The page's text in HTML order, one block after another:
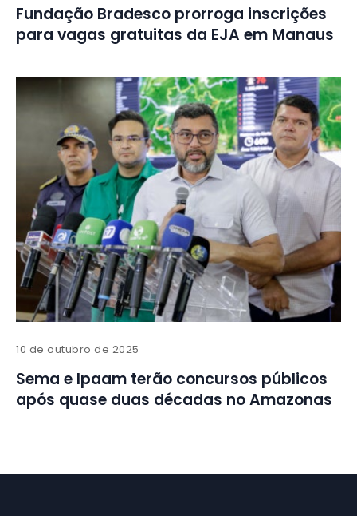
Fundação Bradesco prorroga inscrições
para vagas gratuitas da EJA em Manaus
10 de outubro de 2025
Sema e Ipaam terão concursos públicos
após quase duas décadas no Amazonas